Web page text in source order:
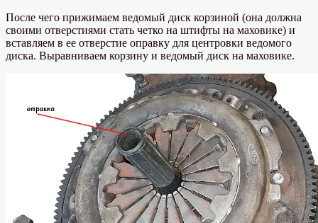
После чего прижимаем ведомый диск корзиной (она должна
своими отверстиями стать четко на штифты на маховике) и
вставляем в ее отверстие оправку для центровки ведомого
диска. Выравниваем корзину и ведомый диск на маховике.